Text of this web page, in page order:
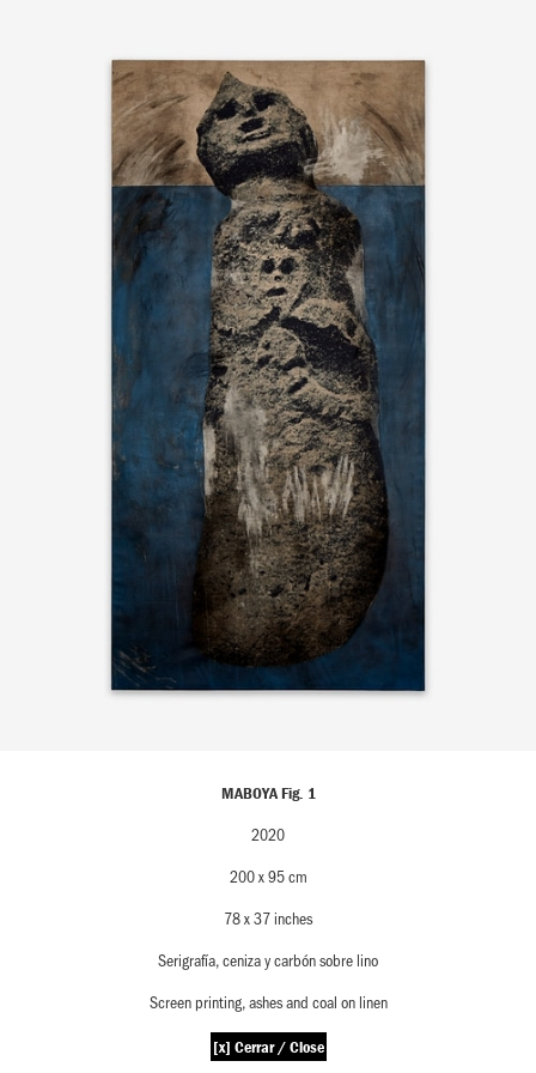
MABOYA Fig. 1
2020
200 x 95 cm
78 x 37 inches
Serigrafía, ceniza y carbón sobre lino
Screen printing, ashes and coal on linen
[x] Cerrar / Close